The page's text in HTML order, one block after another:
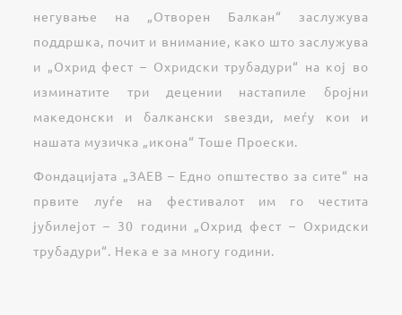
негување на „Отворен Балкан“ заслужува
поддршка, почит и внимание, како што заслужува
и „Охрид фест – Охридски трубадури“ на кој во
изминатите три децении настапиле бројни
македонски и балкански ѕвезди, меѓу кои и
нашата музичка „икона“ Тоше Проески.
Фондацијата „ЗАЕВ – Едно општество за сите“ на
првите луѓе на фестивалот им го честита
јубилејот – 30 години „Охрид фест – Охридски
трубадури“. Нека е за многу години.